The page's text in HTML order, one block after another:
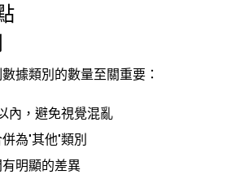
據類別的數量至關重要：
內，避免視覺混亂
為"其他"類別
明顯的差異